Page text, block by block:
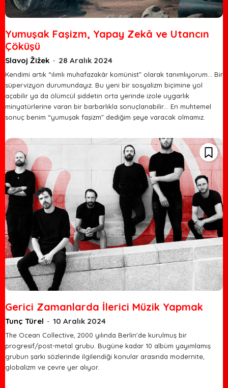
Yumuşak Faşizm, Yapay Zekâ ve Utancın
Çöküşü
Slavoj Žižek - 28 Aralık 2024
Kendimi artık “ılımlı muhafazakâr komünist” olarak tanımlıyorum… Bir
süpervizyon durumundayız. Bu yeni bir sosyalizm biçimine yol
açabilir ya da ölümcül şiddetin orta yerinde izole uygarlık
minyatürlerine varan bir barbarlıkla sonuçlanabilir… En muhtemel
sonuç benim “yumuşak faşizm” dediğim şeye varacak olmamız.
Gerici Zamanlarda İlerici Müzik Yapmak
Tunç Türel - 10 Aralık 2024
The Ocean Collective, 2000 yılında Berlin'de kurulmuş bir
progresif/post-metal grubu. Bugüne kadar 10 albüm yayımlamış
grubun şarkı sözlerinde ilgilendiği konular arasında modernite,
globalizm ve çevre yer alıyor.